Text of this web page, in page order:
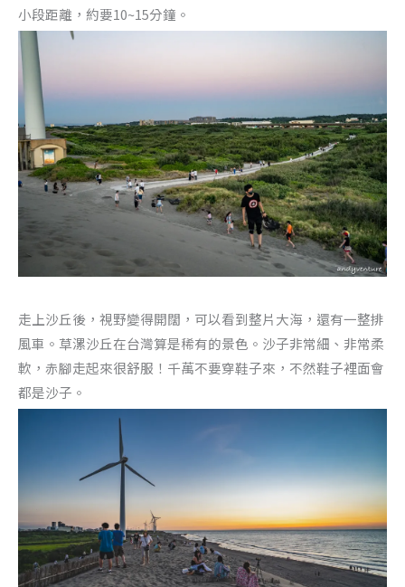
小段距離，約要10~15分鐘。
走上沙丘後，視野變得開闊，可以看到整片大海，還有一整排
風車。草漯沙丘在台灣算是稀有的景色。沙子非常細、非常柔
軟，赤腳走起來很舒服！千萬不要穿鞋子來，不然鞋子裡面會
都是沙子。